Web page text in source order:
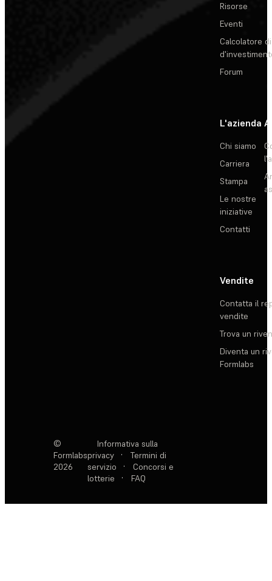
Risorse
Eventi
Calcolatore
Forum
L'azienda
Chi siamo
Carriera
Stampa
Le nostre
iniziative
Contatti
Vendite
Contatta il
vendite
Trova un
Diventa un
Formlabs
©
Formlabs
2026
Informativa sulla
privacy
·
Termini di
servizio
·
Concorsi e
lotterie
· FAQ